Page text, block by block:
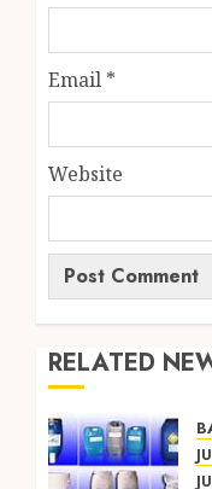
Email *
Website
RELATED